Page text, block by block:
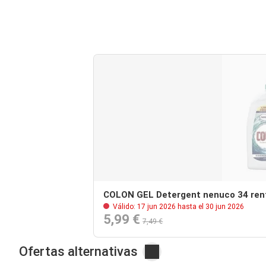
COLON GEL Detergent nenuco 34
Válido: 17 jun 2026 hasta el 30 jun 2026
5,99 € 7,49 €
Ofertas alternativas